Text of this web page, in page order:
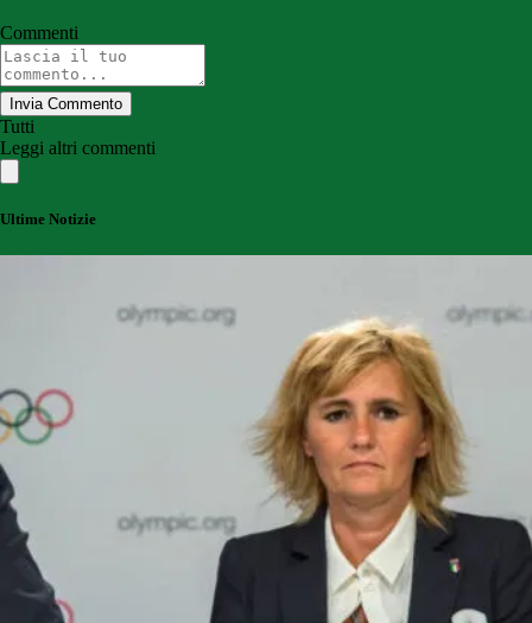
Commenti
Invia Commento
Tutti
Leggi altri commenti
Ultime Notizie